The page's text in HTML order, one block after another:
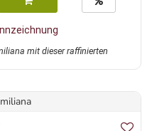
mit dieser raffinierten